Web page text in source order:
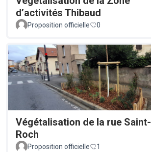
d’activités Thibaud
Proposition officielle 0
Végétalisation de la rue Saint-
Roch
Proposition officielle 1